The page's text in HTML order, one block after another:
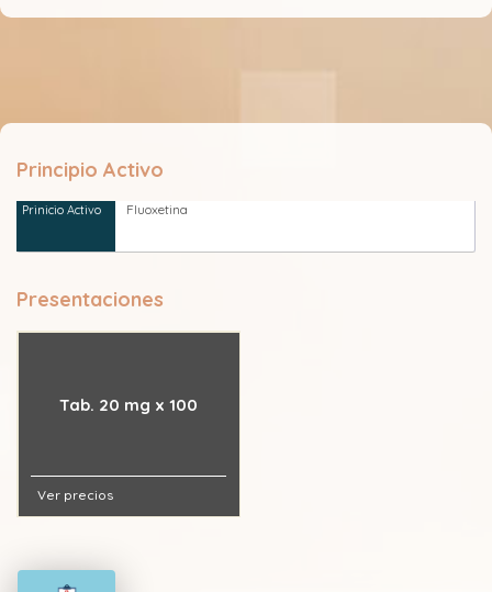
Principio Activo
Fluoxetina
Presentaciones
Tab. 20 mg x 100
Ver precios